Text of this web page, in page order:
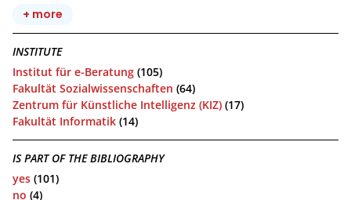
+ more
INSTITUTE
Institut für e-Beratung (105)
Fakultät Sozialwissenschaften (64)
Zentrum für Künstliche Intelligenz (KIZ) (17)
Fakultät Informatik (14)
IS PART OF THE BIBLIOGRAPHY
yes (101)
no (4)